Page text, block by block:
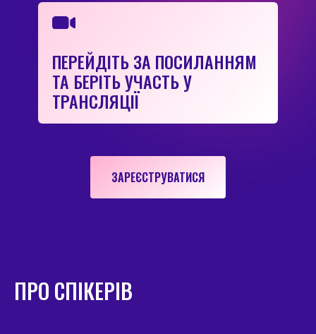
ПЕРЕЙДІТЬ ЗА ПОСИЛАННЯМ
ТА БЕРІТЬ УЧАСТЬ У
ТРАНСЛЯЦІЇ
ЗАРЕЄСТРУВАТИСЯ
ПРО СПІКЕРІВ